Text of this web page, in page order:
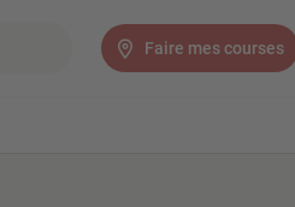
Faire mes courses